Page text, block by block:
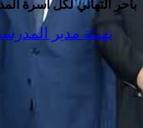
بأحر التهاني لكل أسرة
تهنئة مدير